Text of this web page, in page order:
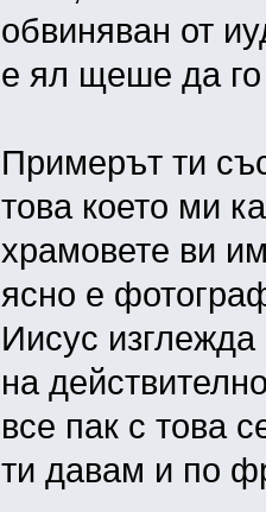
обвиняван от
е ял щеше да го
Примерът ти
това което ми
храмовете ви
ясно е
Иисус изглежда
на
все пак с това
ти давам и по